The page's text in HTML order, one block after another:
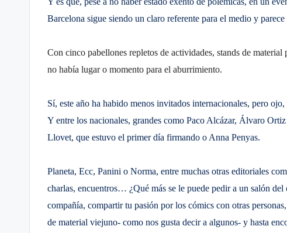
Barcelona sigue siendo un claro referente para el medio y
Con cinco pabellones repletos de actividades, stands de
no había lugar o momento para el aburrimiento.
Sí, este año ha habido menos invitados internacionales, pero
Y entre los nacionales, grandes como Paco Alcázar, Álvaro
Llovet, que estuvo el primer día firmando o Anna Penyas.
Planeta, Ecc, Panini o Norma, entre muchas otras editoriales
charlas, encuentros… ¿Qué más se le puede pedir a un salón
compañía, compartir tu pasión por los cómics con otras
de material viejuno- como nos gusta decir a algunos- y hasta